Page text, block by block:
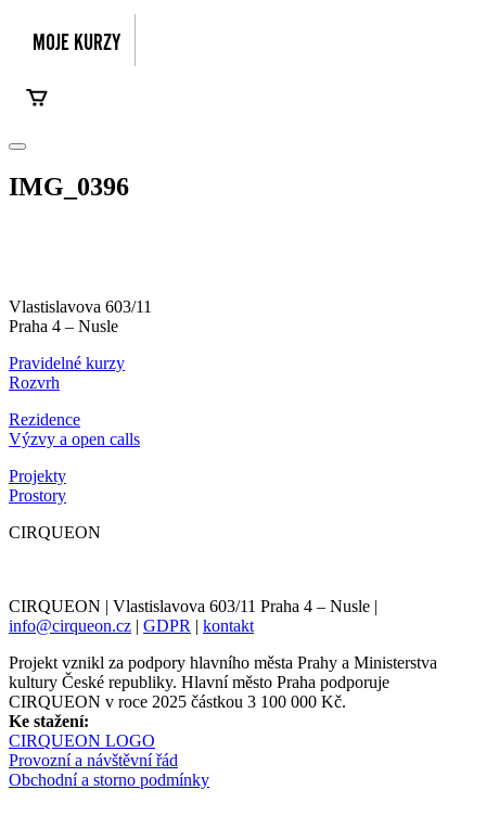
IMG_0396
Vlastislavova 603/11
Praha 4 – Nusle
Pravidelné kurzy
Rozvrh
Rezidence
Výzvy a open calls
Projekty
Prostory
CIRQUEON
CIRQUEON | Vlastislavova 603/11 Praha 4 – Nusle |
info@cirqueon.cz | GDPR | kontakt
Projekt vznikl za podpory hlavního města Prahy a Ministerstva
kultury České republiky. Hlavní město Praha podporuje
CIRQUEON v roce 2025 částkou 3 100 000 Kč.
Ke stažení:
CIRQUEON LOGO
Provozní a návštěvní řád
Obchodní a storno podmínky